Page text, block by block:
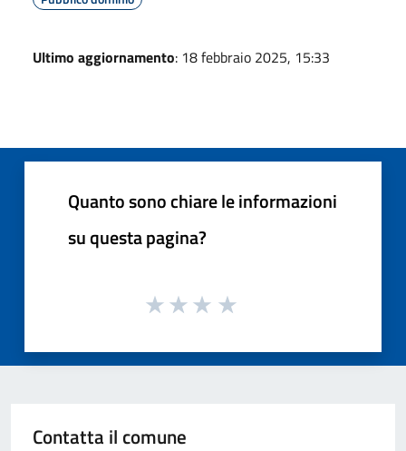
Ultimo aggiornamento: 18 febbraio 2025, 15:33
Quanto sono chiare le informazioni
su questa pagina?
Contatta il comune